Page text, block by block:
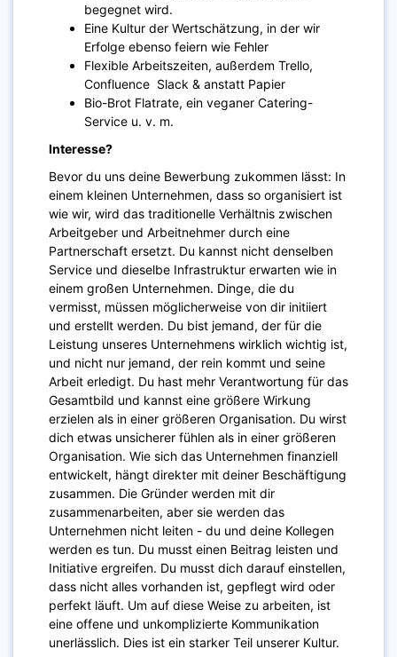
begegnet wird.
Eine Kultur der Wertschätzung, in der wir
Erfolge ebenso feiern wie Fehler
Flexible Arbeitszeiten, außerdem Trello,
Confluence Slack & anstatt Papier
Bio-Brot Flatrate, ein veganer Catering-
Service u. v. m.
Interesse?
Bevor du uns deine Bewerbung zukommen lässt: In
einem kleinen Unternehmen, dass so organisiert ist
wie wir, wird das traditionelle Verhältnis zwischen
Arbeitgeber und Arbeitnehmer durch eine
Partnerschaft ersetzt. Du kannst nicht denselben
Service und dieselbe Infrastruktur erwarten wie in
einem großen Unternehmen. Dinge, die du
vermisst, müssen möglicherweise von dir initiiert
und erstellt werden. Du bist jemand, der für die
Leistung unseres Unternehmens wirklich wichtig ist,
und nicht nur jemand, der rein kommt und seine
Arbeit erledigt. Du hast mehr Verantwortung für das
Gesamtbild und kannst eine größere Wirkung
erzielen als in einer größeren Organisation. Du wirst
dich etwas unsicherer fühlen als in einer größeren
Organisation. Wie sich das Unternehmen finanziell
entwickelt, hängt direkter mit deiner Beschäftigung
zusammen. Die Gründer werden mit dir
zusammenarbeiten, aber sie werden das
Unternehmen nicht leiten - du und deine Kollegen
werden es tun. Du musst einen Beitrag leisten und
Initiative ergreifen. Du musst dich darauf einstellen,
dass nicht alles vorhanden ist, gepflegt wird oder
perfekt läuft. Um auf diese Weise zu arbeiten, ist
eine offene und unkomplizierte Kommunikation
unerlässlich. Dies ist ein starker Teil unserer Kultur.